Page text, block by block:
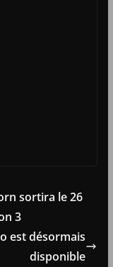
sortira le 26
3
est désormais
disponible